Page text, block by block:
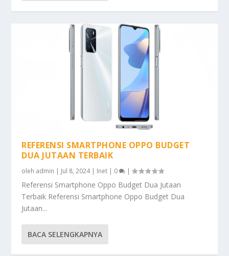
REFERENSI SMARTPHONE OPPO BUDGET
DUA JUTAAN TERBAIK
oleh admin | Jul 8, 2024| Inet | 0 |
Referensi Smartphone Oppo Budget Dua Jutaan
Terbaik Referensi Smartphone Oppo Budget Dua
Jutaan...
BACA SELENGKAPNYA